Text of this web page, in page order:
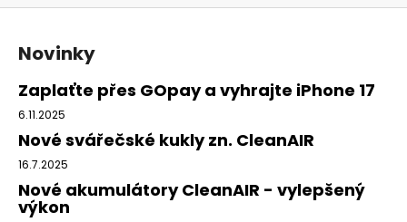
í
t
?
HLEDAT
Z
Novinky
Zaplaťte přes GOpay a vyhrajte iPhone 17
6.11.2025
Nové svářečské kukly zn. CleanAIR
16.7.2025
Nové akumulátory CleanAIR - vylepšený
výkon